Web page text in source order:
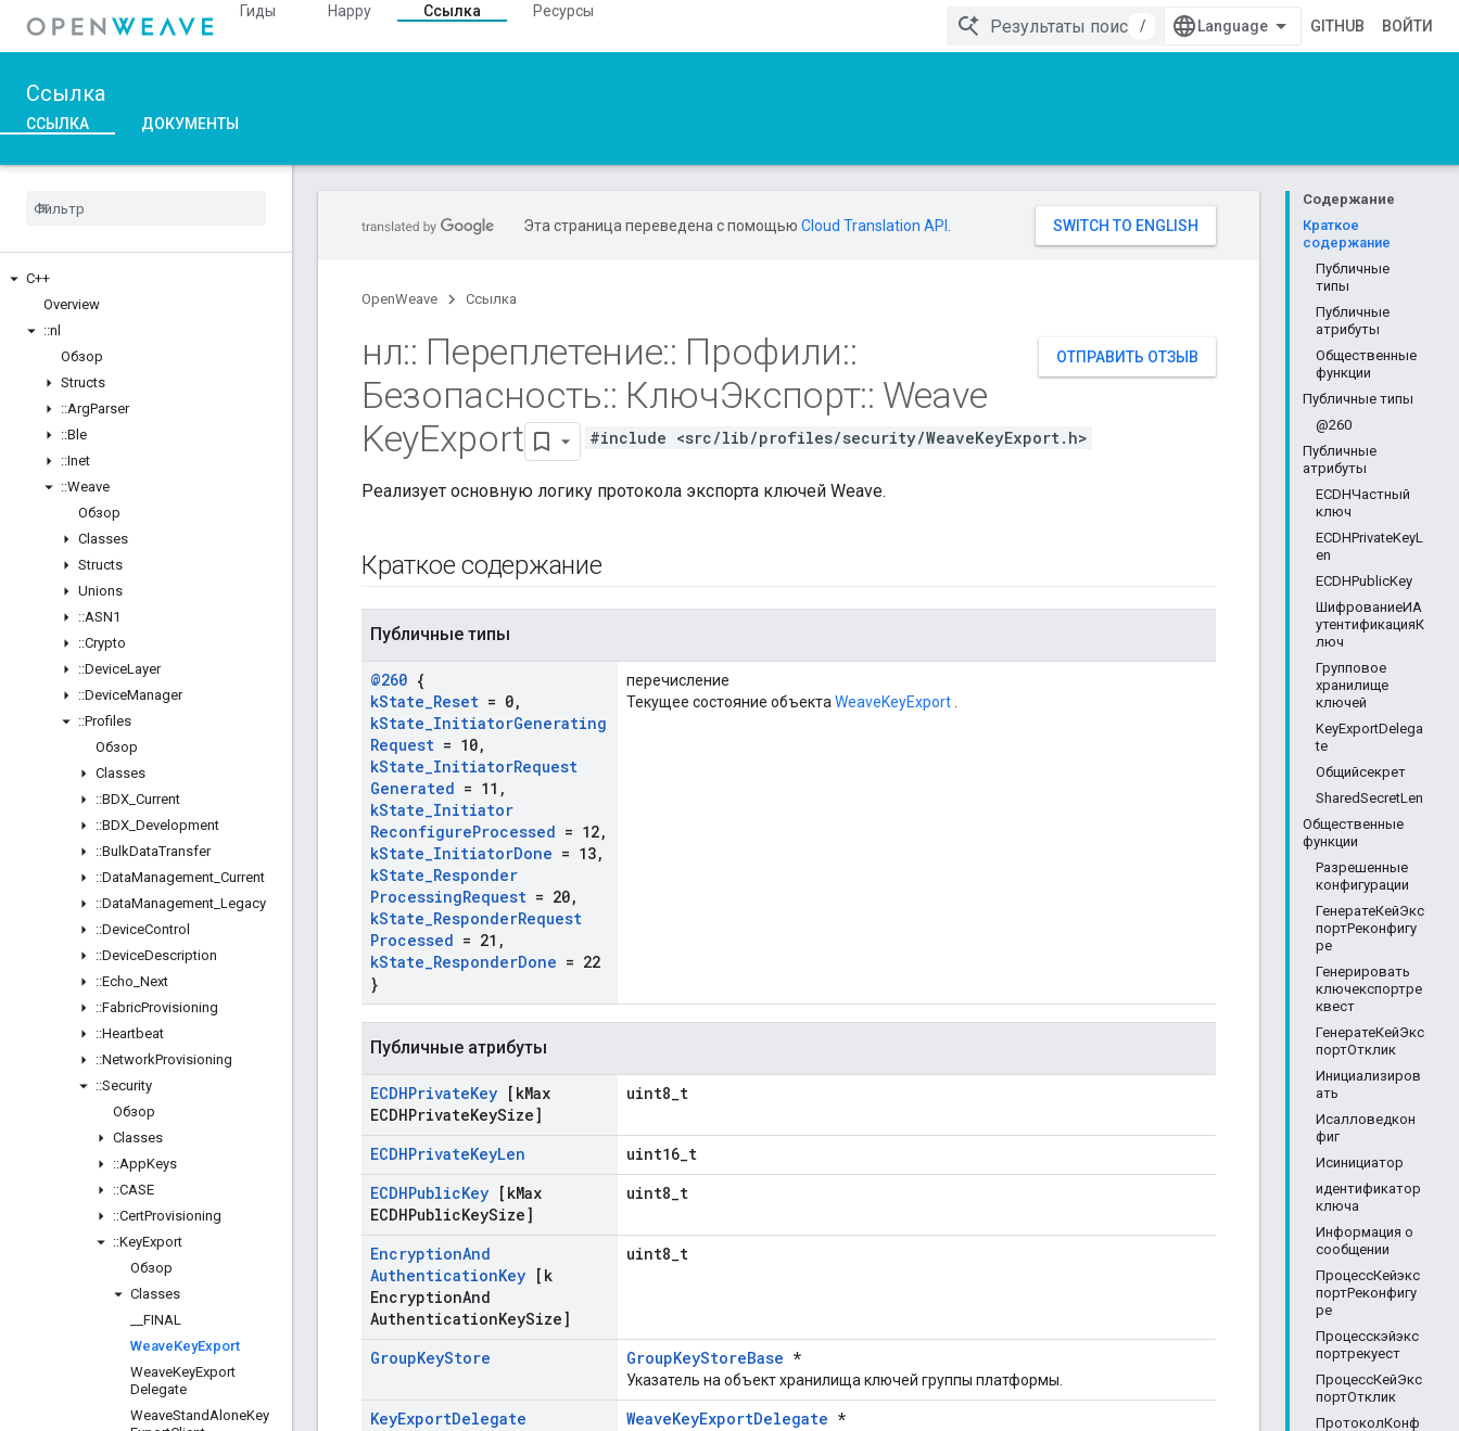
Гиды Happy Ссылка
Ресурсы
/
GITHUB ВОЙТИ
Ссылка
ССЫЛКА ДОКУМЕНТЫ
C++
Overview
::nl
Обзор
Structs
::ArgParser
::Ble
::Inet
::Weave
Обзор
Classes
Structs
Unions
::ASN1
::Crypto
::DeviceLayer
::DeviceManager
::Profiles
Обзор
Classes
::BDX Current
::BDX Development
::BulkDataTransfer
::DataManagement Current
::DataManagement Legacy
::DeviceControl
::DeviceDescription
::Echo Next
::FabricProvisioning
::Heartbeat
::NetworkProvisioning
::Security
Обзор
Classes
::AppKeys
::CASE
::CertProvisioning
::KeyExport
Обзор
Classes
FINAL
WeaveKeyExport
WeaveKeyExport
Delegate
WeaveStandAloneKey
Содержание
Краткое
содержание
Публичные
типы
Публичные
атрибуты
Общественные
функции
Публичные типы
@260
Публичные
атрибуты
ECDHЧастный
ключ
ECDHPrivateKeyL
en
ECDHPublicKey
ШифрованиеИА
утентификацияК
люч
Групповое
хранилище
ключей
KeyExportDelega
te
Общийсекрет
SharedSecretLen
Общественные
функции
Разрешенные
конфигурации
ГенератеКейЭкс
портРеконфигу
ре
Генерировать
ключекспортре
квест
ГенератеКейЭкс
портОтклик
Инициализиров
ать
Исалловедкон
фиг
Исинициатор
идентификатор
ключа
Информация о
сообщении
ПроцессКейэкс
портРеконфигу
ре
Процесскэйэкс
портрекуест
ПроцессКейЭкс
портОтклик
ПротоколКонф
Эта страница переведена с помощью Cloud Translation API
OpenWeave Ссылка
ОТПРАВИТЬ ОТЗЫВ
нл:: Переплетение:: Профили::
Безопасность:: КлючЭкспорт:: Weave
KeyExport #include <src/lib/profiles/security/WeaveKeyExport.h>
Реализует основную логику протокола экспорта ключей Weave.
Краткое содержание
Публичные типы
@260 {
kState_Reset = 0,
kState_InitiatorGenerating
Request = 10,
kState_InitiatorRequest
Generated = 11 ,
kState_Initiator
ReconfigureProcessed = 12,
kState_InitiatorDone = 13,
kState_Responder
ProcessingRequest = 20,
kState_ResponderRequest
Processed = 21 ,
kState_ResponderDone = 22
}
перечисление
Текущее состояние объекта WeaveKeyExport
Публичные атрибуты
ECDHPrivateKey [kMax
ECDHPrivateKeySize]
uint8_t
ECDHPrivateKeyLen
uint16_t
ECDHPublicKey [kMax
ECDHPublicKeySize]
uint8_t
EncryptionAnd
AuthenticationKey [k
EncryptionAnd
AuthenticationKeySize]
uint8_t
GroupKeyStore GroupKeyStoreBase *
Указатель на объект хранилища ключей группы платформы.
KeyExportDelegate WeaveKeyExportDelegate *